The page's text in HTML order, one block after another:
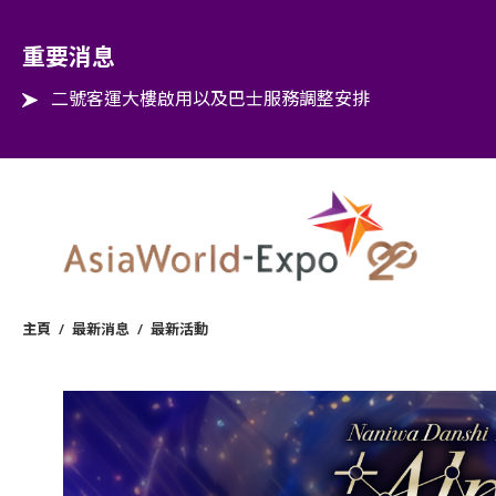
重要消息
二號客運大樓啟用以及巴士服務調整安排
主頁 / 最新消息 / 最新活動